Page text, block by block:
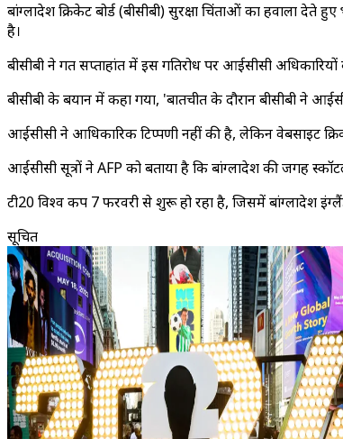
बांग्लादेश क्रिकेट बोर्ड (बीसीबी) सुरक्षा चिंताओं का हवाला
है।
बीसीबी ने गत सप्ताहांत में इस गतिरोध पर आईसीसी
बीसीबी के बयान में कहा गया, 'बातचीत के दौरान बीसीबी ने
आईसीसी ने आधिकारिक टिप्पणी नहीं की है, लेकिन वेबसाइट
आईसीसी सूत्रों ने AFP को बताया है कि बांग्लादेश की जगह
टी20 विश्व कप 7 फरवरी से शुरू हो रहा है, जिसमें बांग्लादेश
सूचित